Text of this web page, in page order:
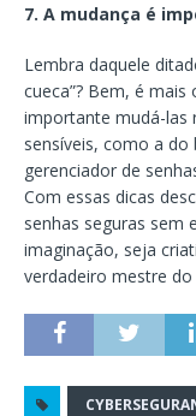
7. A mudança é
Lembra daquele
cueca”? Bem, é
importante mudá-las
sensíveis, como a do
gerenciador de
Com essas dicas
senhas seguras sem
imaginação, seja
verdadeiro mestre do